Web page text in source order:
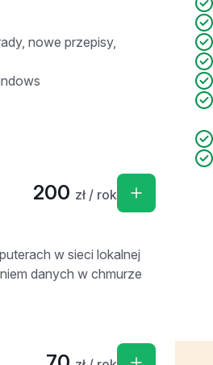
nowe przepisy,
200 zł / rok
w sieci lokalnej
danych w chmurze